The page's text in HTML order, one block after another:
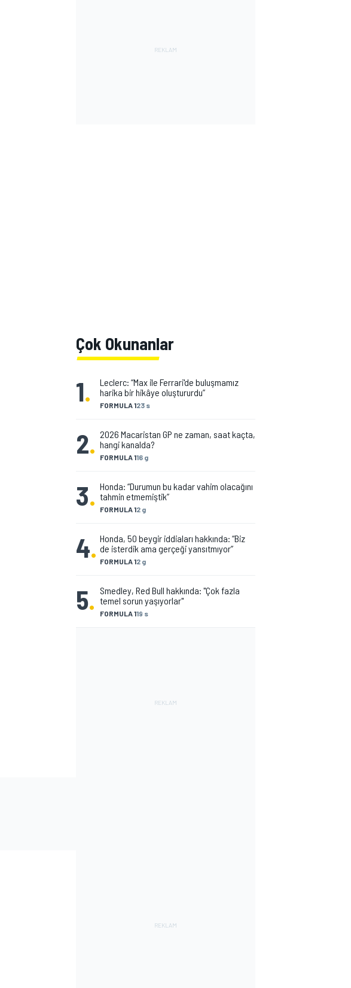
Çok Okunanlar
1. FORMULA 123 s
Leclerc: “Max ile Ferrari'de buluşmamız
harika bir hikâye oluştururdu”
2. FORMULA 116 g
2026 Macaristan GP ne zaman, saat kaçta,
hangi kanalda?
3. FORMULA 12 g
Honda: “Durumun bu kadar vahim olacağını
tahmin etmemiştik”
4. FORMULA 12 g
Honda, 50 beygir iddiaları hakkında: “Biz
de isterdik ama gerçeği yansıtmıyor”
5. FORMULA 119 s
Smedley, Red Bull hakkında: "Çok fazla
temel sorun yaşıyorlar"